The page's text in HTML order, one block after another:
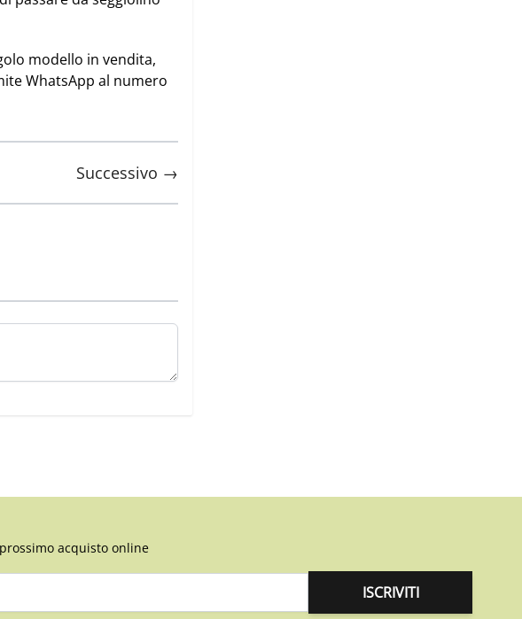
modello in vendita,
WhatsApp al numero
Successivo →
acquisto online
ISCRIVITI